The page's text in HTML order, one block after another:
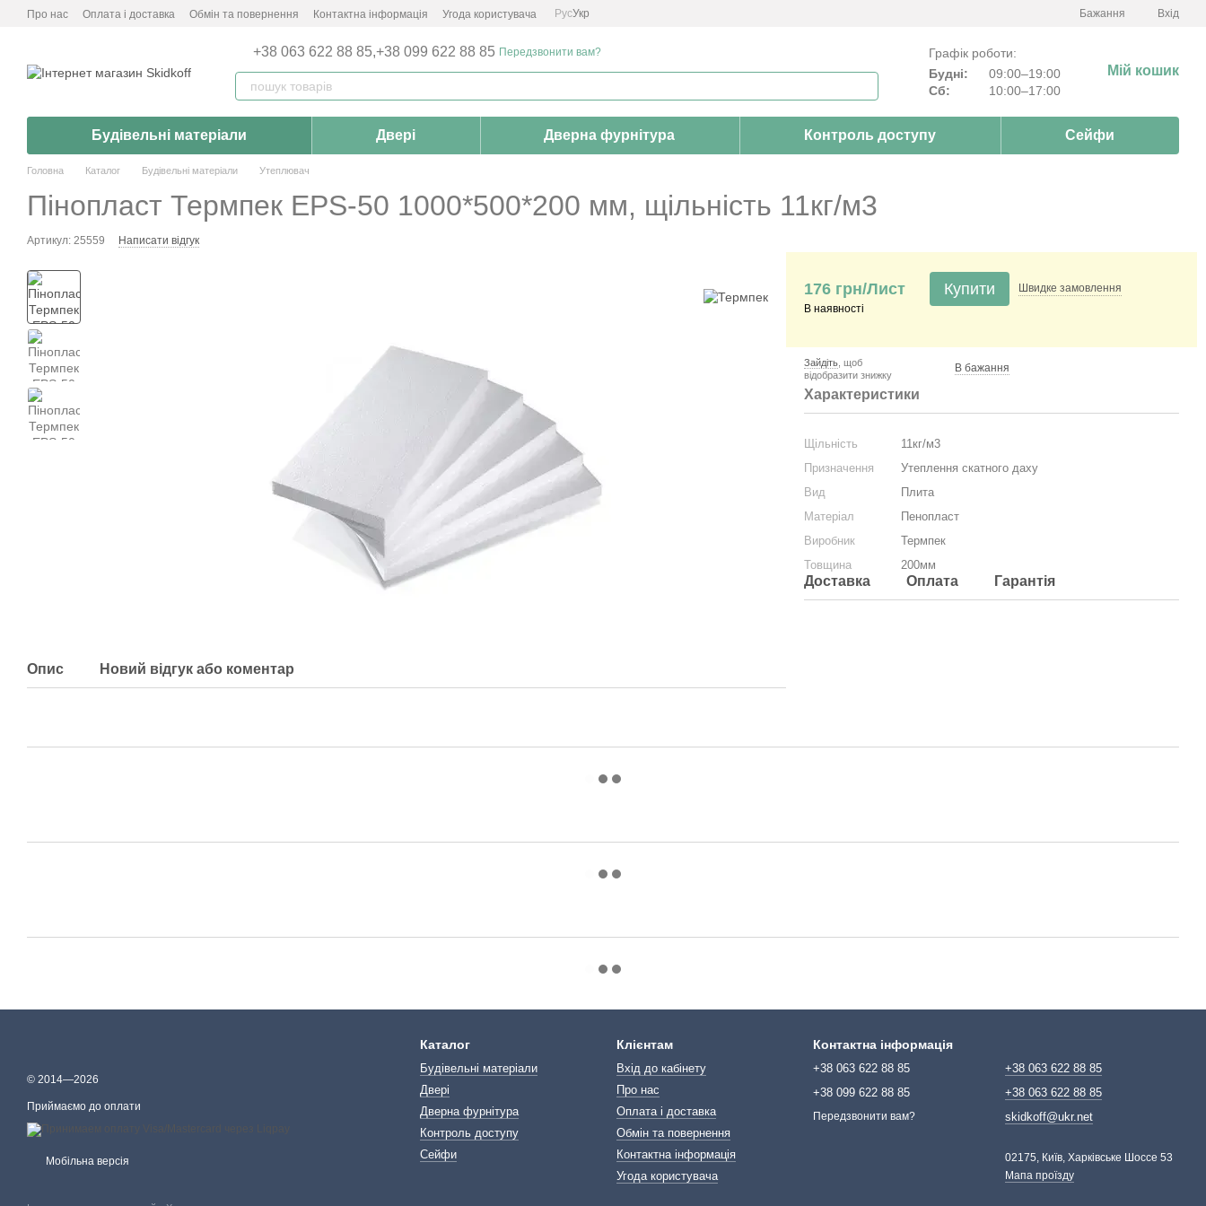
Перейти до основного контенту
Про нас Оплата і доставка Обмін та повернення Контактна інформація Угода користувача РусУкр Бажання Вхід
+38 063 622 88 85,+38 099 622 88 85 Передзвонити вам?
Графік роботи:
Будні:
09:00–19:00
Сб:
10:00–17:00
Мій кошик
Будівельні матеріали Двері Дверна фурнітура Контроль доступу Сейфи
Головна Каталог Будівельні матеріали Утеплювач
Пінопласт Термпек EPS-50 1000*500*200 мм, щільність 11кг/м3
Артикул: 25559 Написати відгук
Опис Новий відгук або коментар
176 грн/Лист
В наявності
Купити Швидке замовлення
Зайдіть , щоб
відобразити знижку
В бажання
Характеристики
Щільність
11кг/м3
Призначення
Утеплення скатного даху
Вид
Плита
Матеріал
Пенопласт
Виробник
Термпек
Товщина
200мм
Доставка Оплата Гарантія
© 2014—2026
Приймаємо до оплати
Мобільна версія
Каталог
Будівельні матеріали
Двері
Дверна фурнітура
Контроль доступу
Сейфи
Клієнтам
Вхід до кабінету
Про нас
Оплата і доставка
Обмін та повернення
Контактна інформація
Угода користувача
Контактна інформація
+38 063 622 88 85
+38 099 622 88 85
Передзвонити вам?
+38 063 622 88 85
+38 063 622 88 85
skidkoff@ukr.net
02175, Київ, Харківське Шоссе 53
Мапа проїзду